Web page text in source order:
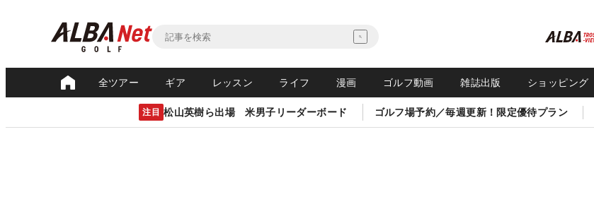
全ツアー ギア レッスン ライフ 漫画 ゴルフ動画 雑誌出版 ショッピング
注目 松山英樹ら出場 米男子リーダーボード ゴルフ場予約／毎週更新！限定優待プラン